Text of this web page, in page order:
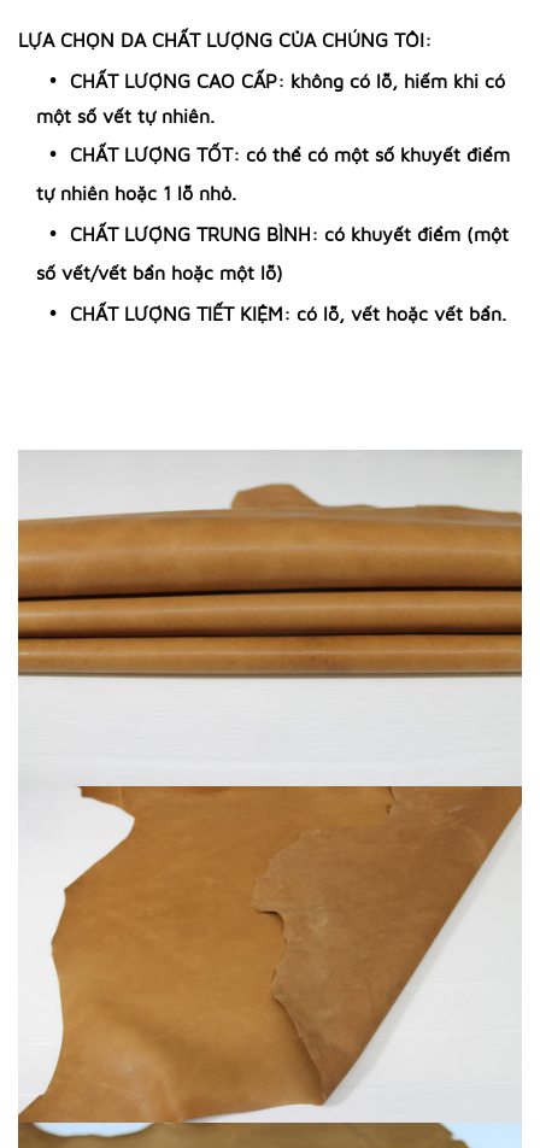
LỰA CHỌN DA CHẤT LƯỢNG CỦA CHÚNG TÔI:
CHẤT LƯỢNG CAO CẤP: không có lỗ, hiếm khi có
một số vết tự nhiên.
CHẤT LƯỢNG TỐT: có thể có một số khuyết điểm
tự nhiên hoặc 1 lỗ nhỏ.
CHẤT LƯỢNG TRUNG BÌNH: có khuyết điểm (một
số vết/vết bẩn hoặc một lỗ)
CHẤT LƯỢNG TIẾT KIỆM: có lỗ, vết hoặc vết bẩn.